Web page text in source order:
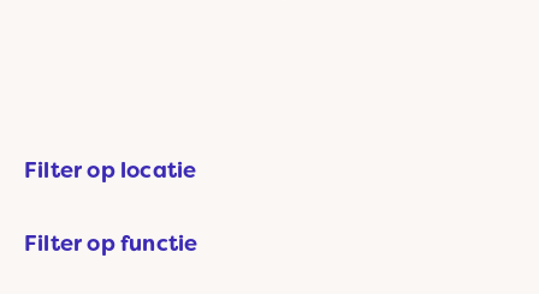
Filter op locatie
Filter op functie